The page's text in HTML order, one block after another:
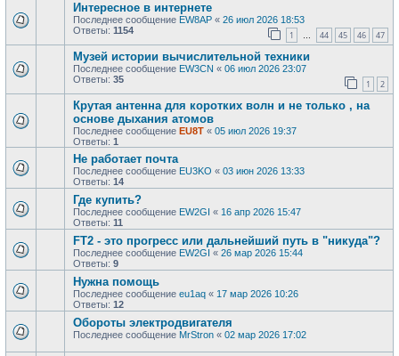
Интересное в интернете
Последнее сообщение EW8AP « 26 июл 2026 18:53
Ответы: 1154 1 … 44 45 46 47
Музей истории вычислительной техники
Последнее сообщение EW3CN « 06 июл 2026 23:07
Ответы: 35 1 2
Крутая антенна для коротких волн и не только , на
основе дыхания атомов
Последнее сообщение EU8T « 05 июл 2026 19:37
Ответы: 1
Не работает почта
Последнее сообщение EU3KO « 03 июн 2026 13:33
Ответы: 14
Где купить?
Последнее сообщение EW2GI « 16 апр 2026 15:47
Ответы: 11
FT2 - это прогресс или дальнейший путь в "никуда"?
Последнее сообщение EW2GI « 26 мар 2026 15:44
Ответы: 9
Нужна помощь
Последнее сообщение eu1aq « 17 мар 2026 10:26
Ответы: 12
Обороты электродвигателя
Последнее сообщение MrStron « 02 мар 2026 17:02